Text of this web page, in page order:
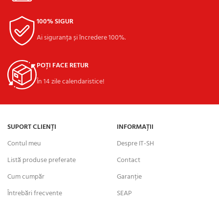
100% SIGUR
Ai siguranța și încredere 100%.
POȚI FACE RETUR
În 14 zile calendaristice!
SUPORT CLIENȚI
Contul meu
Listă produse preferate
Cum cumpăr
Întrebări frecvente
INFORMAȚII
Despre IT-SH
Contact
Garanție
SEAP